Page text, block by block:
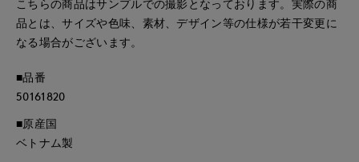
こちらの商品はサンプルでの撮影となっております。実際の商
品とは、サイズや色味、素材、デザイン等の仕様が若干変更に
なる場合がございます。
■品番
50161820
■原産国
ベトナム製